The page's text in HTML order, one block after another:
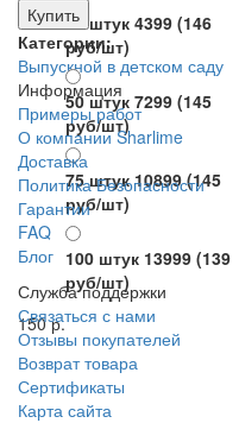
30 штук 4399 (146
руб/шт)
50 штук 7299 (145
руб/шт)
75 штук 10899(145
руб/шт)
100 штук 13999 (139
руб/шт)
150 р.
Купить
Категории:
Выпускной в детском саду
Информация
Примеры работ
О компании Sharlime
Доставка
Политика Безопасности
Гарантии
FAQ
Блог
Служба поддержки
Связаться с нами
Отзывы покупателей
Возврат товара
Сертификаты
Карта сайта